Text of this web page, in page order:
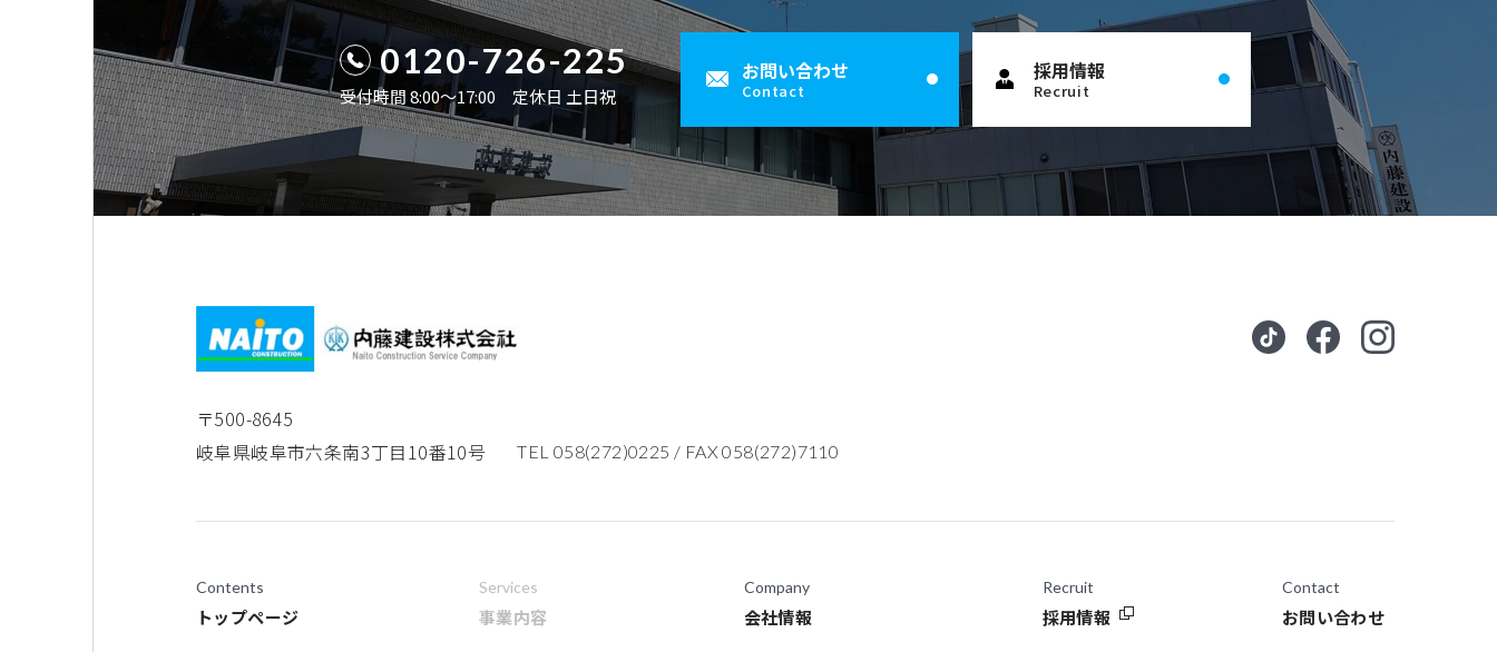
0120-726-225
受付時間 8:00〜17:00 定休日 土日祝
お問い合わせ
Contact
採用情報
Recruit
〒500-8645
岐阜県岐阜市六条南3丁目10番10号
TEL 058(272)0225 / FAX 058(272)7110
Contents
トップページ
Services
事業内容
Company
会社情報
Recruit
採用情報
Contact
お問い合わせ